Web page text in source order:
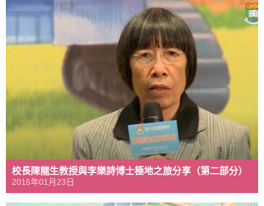
校長陳龍生教授與李樂詩博士極地之旅分享（第二部分）
2015年01月23日